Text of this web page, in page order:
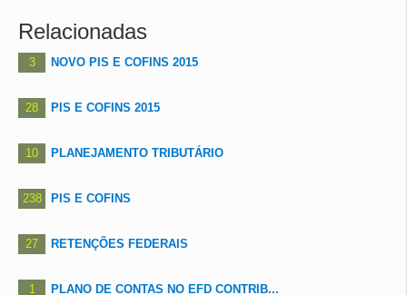
Relacionadas
3 NOVO PIS E COFINS 2015
28 PIS E COFINS 2015
10 PLANEJAMENTO TRIBUTÁRIO
238 PIS E COFINS
27 RETENÇÕES FEDERAIS
1 PLANO DE CONTAS NO EFD CONTRIB...